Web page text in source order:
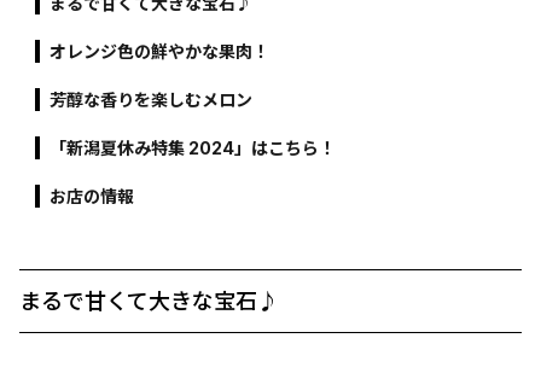
オレンジ色の鮮やかな果肉！
芳醇な香りを楽しむメロン
「新潟夏休み特集 2024」はこちら！
お店の情報
まるで甘くて大きな宝石♪